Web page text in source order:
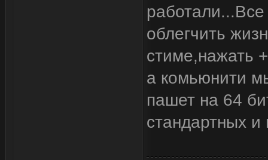
облегчить
стиме,нажать
а комьюнити
пашет на 64
стандартных и